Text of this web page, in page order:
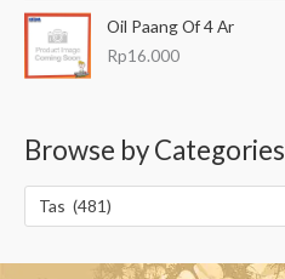
Oil Paang Of 4 Ar
Rp16.000
Browse by Categories
Tas (481)